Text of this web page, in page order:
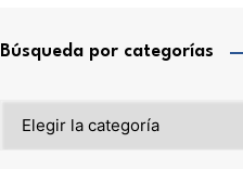
Búsqueda por categorías